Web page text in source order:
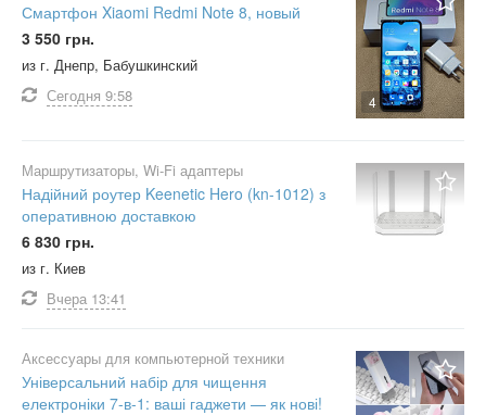
4
Смартфон Xiaomi Redmi Note 8, новый
3 550 грн.
из г. Днепр, Бабушкинский
Сегодня 9:58
Маршрутизаторы, Wi-Fi адаптеры
Надійний роутер Keenetic Hero (kn-1012) з
оперативною доставкою
6 830 грн.
из г. Киев
Вчера 13:41
Аксессуары для компьютерной техники
Універсальний набір для чищення
електроніки 7-в-1: ваші гаджети — як нові!